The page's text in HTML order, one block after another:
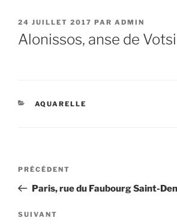
PUBLIÉ
LE
24 JUILLET 2017 PAR ADMIN
Alonissos, anse de
CATÉGORIES
AQUARELLE
Navigation
l’article
Article
précédent
PRÉCÉDENT
Paris, rue du Faubourg Saint-
Article
SUIVANT